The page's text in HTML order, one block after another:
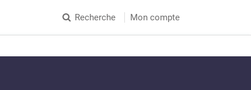
Recherche Mon compte